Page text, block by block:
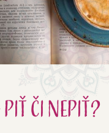
piť či nepiť?